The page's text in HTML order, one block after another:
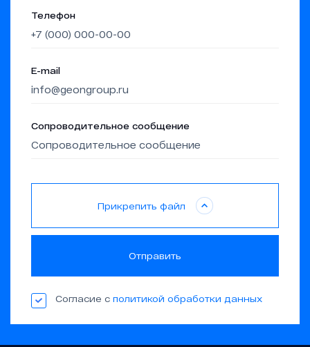
Телефон
E-mail
Сопроводительное сообщение
Прикрепить файл
Отправить
Согласие с политикой обработки данных